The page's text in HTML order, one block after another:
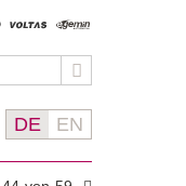
DE EN